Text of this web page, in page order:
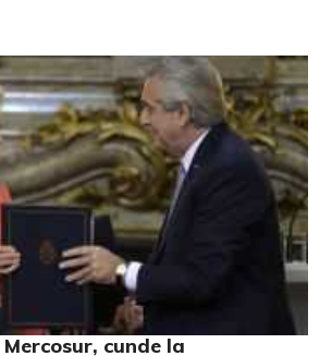
cunde la